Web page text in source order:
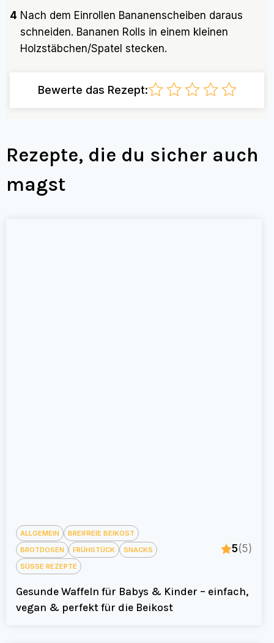
4 Nach dem Einrollen Bananenscheiben daraus
schneiden. Bananen Rolls in einem kleinen
Holzstäbchen/Spatel stecken.
Bewerte das Rezept:
Rezepte, die du sicher auch
magst
ALLGEMEIN
BREIFREIE BEIKOST
BROTDOSEN
FRÜHSTÜCK
SNACKS
SÜSSE REZEPTE
5(5)
Gesunde Waffeln für Babys & Kinder – einfach,
vegan & perfekt für die Beikost